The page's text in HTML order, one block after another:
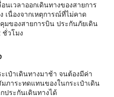
นเวลาออกเดินทางของสายการ
นื่องจากเหตุการณ์ที่ไม่คาด
มของสายการบิน ประกันภัยเดิน
ชั่วโมง
เป๋าเดินทางมาช้า จนต้องมีค่า
ภาระทดแทนของในกระเป๋าเดิน
ประกันเดินทางได้